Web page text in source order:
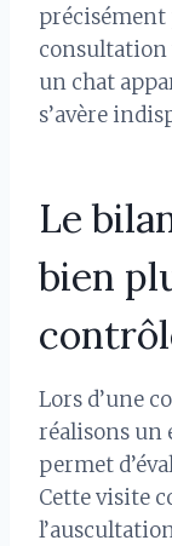
précisément
consultation
un chat
s’avère
Le
bien
Lors d’une
réalisons un
permet
Cette visite